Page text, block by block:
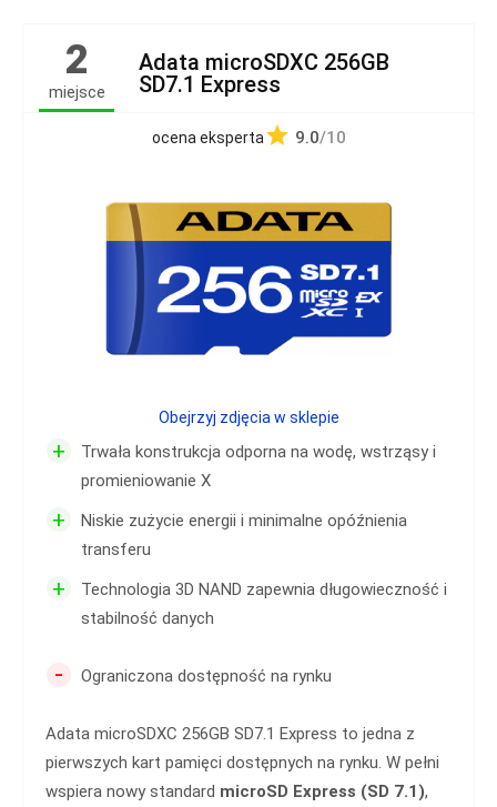
2
miejsce
Adata microSDXC 256GB
SD7.1 Express
ocena eksperta 9.0/10
+
Trwała konstrukcja odporna na wodę, wstrząsy i
promieniowanie X
+
Niskie zużycie energii i minimalne opóźnienia
transferu
+
Technologia 3D NAND zapewnia długowieczność i
stabilność danych
- Ograniczona dostępność na rynku
Adata microSDXC 256GB SD7.1 Express to jedna z
pierwszych kart pamięci dostępnych na rynku. W pełni
wspiera nowy standard microSD Express (SD 7.1),
Obejrzyj zdjęcia w sklepie